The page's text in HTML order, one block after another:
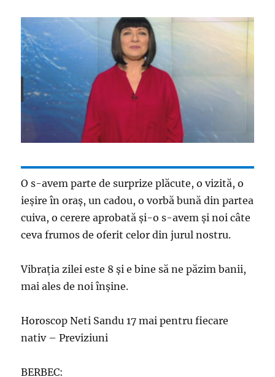
O s-avem parte de surprize plăcute, o vizită, o
ieșire în oraş, un cadou, o vorbă bună din partea
cuiva, o cerere aprobată şi-o s-avem şi noi câte
ceva frumos de oferit celor din jurul nostru.
Vibraţia zilei este 8 şi e bine să ne păzim banii,
mai ales de noi înşine.
Horoscop Neti Sandu 17 mai pentru fiecare
nativ – Previziuni
BERBEC: